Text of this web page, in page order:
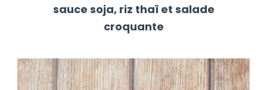
sauce soja, riz thaï et salade
croquante